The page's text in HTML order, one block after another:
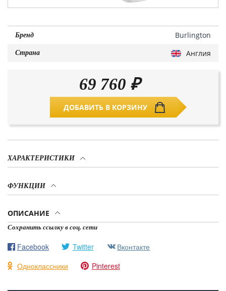
Бренд Burlington
Страна Англия
69 760 ₽
ДОБАВИТЬ В КОРЗИНУ
ХАРАКТЕРИСТИКИ
ФУНКЦИИ
ОПИСАНИЕ
Сохранить ссылку в соц. сети
Facebook Twitter
Вконтакте
Одноклассники
Pinterest